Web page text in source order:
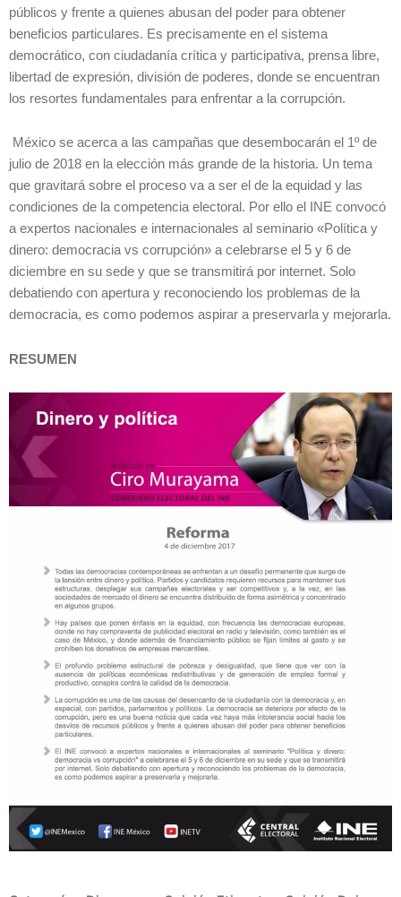
públicos y frente a quienes abusan del poder para obtener
beneficios particulares. Es precisamente en el sistema
democrático, con ciudadanía crítica y participativa, prensa libre,
libertad de expresión, división de poderes, donde se encuentran
los resortes fundamentales para enfrentar a la corrupción.
México se acerca a las campañas que desembocarán el 1º de
julio de 2018 en la elección más grande de la historia. Un tema
que gravitará sobre el proceso va a ser el de la equidad y las
condiciones de la competencia electoral. Por ello el INE convocó
a expertos nacionales e internacionales al seminario «Política y
dinero: democracia vs corrupción» a celebrarse el 5 y 6 de
diciembre en su sede y que se transmitirá por internet. Solo
debatiendo con apertura y reconociendo los problemas de la
democracia, es como podemos aspirar a preservarla y mejorarla.
RESUMEN